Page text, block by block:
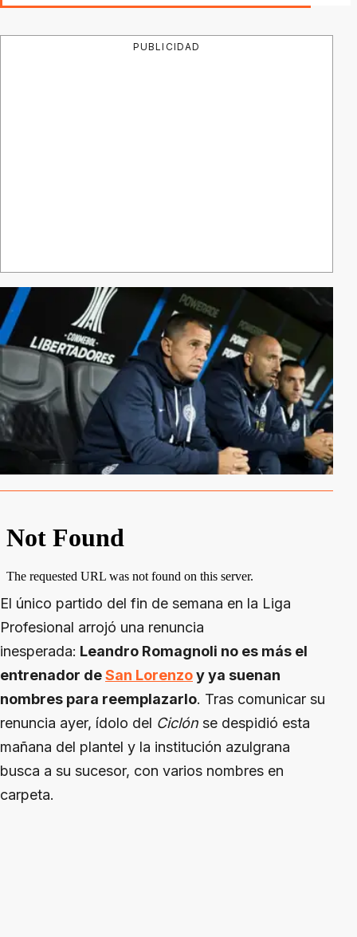
PUBLICIDAD
El único partido del fin de semana en la Liga
Profesional arrojó una renuncia
inesperada: Leandro Romagnoli no es más el
entrenador deSan Lorenzoy ya suenan
nombres para reemplazarlo. Tras comunicar su
renuncia ayer, ídolo del Ciclón se despidió esta
mañana del plantel y la institución azulgrana
busca a su sucesor, con varios nombres en
carpeta.